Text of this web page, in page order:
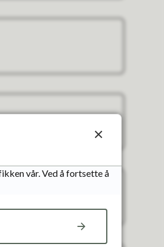
vår. Ved å fortsette å